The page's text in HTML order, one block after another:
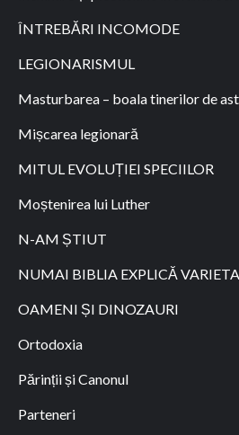
ÎNTREBĂRI INCOMODE
LEGIONARISMUL
Masturbarea – boala tinerilor de
Mișcarea legionară
MITUL EVOLUȚIEI SPECIILOR
Moștenirea lui Luther
N-AM ȘTIUT
NUMAI BIBLIA EXPLICĂ
OAMENI ȘI DINOZAURI
Ortodoxia
Părinții și Canonul
Parteneri